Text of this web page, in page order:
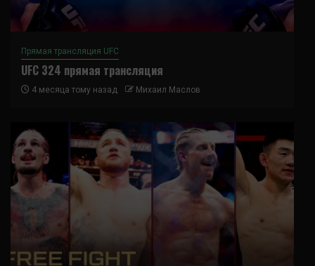
Прямая трансляция UFC
UFC 324 прямая трансляция
4 месяца тому назад Михаил Маслов